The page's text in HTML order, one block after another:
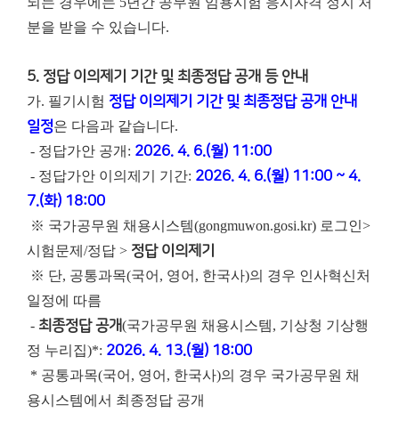
분을 받을 수 있습니다.
5. 정답 이의제기 기간 및 최종정답 공개 등 안내
가. 필기시험 정답 이의제기 기간 및 최종정답 공개 안내
일정은 다음과 같습니다.
- 정답가안 공개: 2026. 4. 6.(월) 11:00
- 정답가안 이의제기 기간: 2026. 4. 6.(월) 11:00 ~ 4.
7.(화) 18:00
※ 국가공무원 채용시스템(gongmuwon.gosi.kr) 로그인>
시험문제/정답 > 정답 이의제기
※ 단, 공통과목(국어, 영어, 한국사)의 경우 인사혁신처
일정에 따름
- 최종정답 공개(국가공무원 채용시스템, 기상청 기상행
정 누리집)*: 2026. 4. 13.(월) 18:00
* 공통과목(국어, 영어, 한국사)의 경우 국가공무원 채
용시스템에서 최종정답 공개